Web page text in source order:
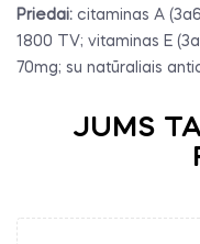
Priedai: citaminas A
1800 TV; vitaminas E
70mg; su natūraliais
JUMS